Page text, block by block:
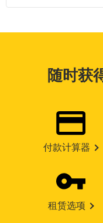
随时获
付款计算器
租赁选项